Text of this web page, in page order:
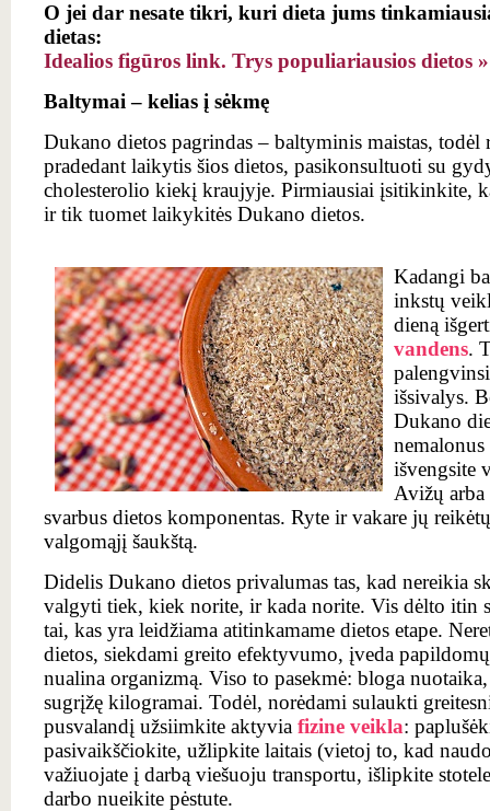
O jei dar nesate tikri, kuri dieta jums
dietas:
Idealios figūros link. Trys populiariausios dietos »
Baltymai – kelias į sėkmę
Dukano dietos pagrindas – baltyminis maistas, todėl
pradedant laikytis šios dietos, pasikonsultuoti su
cholesterolio kiekį kraujyje. Pirmiausiai įsitikinkite,
ir tik tuomet laikykitės Dukano dietos.
Kadangi
inkstų
dieną
vandens.
išsivalys.
Dukano
išvengsite
Avižų
svarbus dietos komponentas. Ryte ir vakare jų
valgomąjį šaukštą.
Didelis Dukano dietos privalumas tas, kad nereikia
valgyti tiek, kiek norite, ir kada norite. Vis dėlto itin
tai, kas yra leidžiama atitinkamame dietos etape.
dietos, siekdami greito efektyvumo, įveda
nualina organizmą. Viso to pasekmė: bloga
sugrįžę kilogramai. Todėl, norėdami sulaukti
pusvalandį užsiimkite aktyvia fizine veikla:
pasivaikščiokite, užlipkite laitais (vietoj to, kad
važiuojate į darbą viešuoju transportu, išlipkite
darbo nueikite pėstute.